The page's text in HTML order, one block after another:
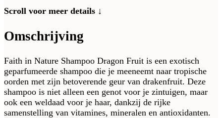
Scroll voor meer details ↓
Omschrijving
Faith in Nature Shampoo Dragon Fruit is een exotisch
geparfumeerde shampoo die je meeneemt naar tropische
oorden met zijn betoverende geur van drakenfruit. Deze
shampoo is niet alleen een genot voor je zintuigen, maar
ook een weldaad voor je haar, dankzij de rijke
samenstelling van vitamines, mineralen en antioxidanten.